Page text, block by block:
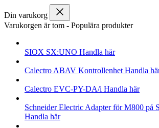
Din varukorg
Varukorgen är tom - Populära produkter
SIOX SX:UNO Handla här
Calectro ABAV Kontrollenhet Handla
Calectro EVC-PY-DA/i Handla här
Schneider Electric Adapter för M800 på
Handla här